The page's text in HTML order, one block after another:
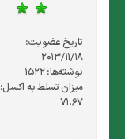
تاریخ عضویت:
2013/11/18
نوشته‌ها:1522
میزان تسلط به اکسل:
71.67